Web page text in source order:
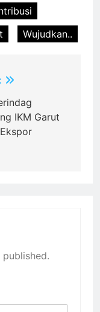
Wujudkan..
IKM Garut